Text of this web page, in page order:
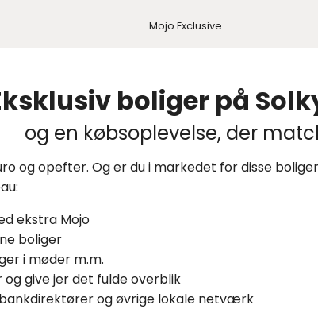
Mojo Exclusive
boliger på
og en købsoplevelse, der
og opefter. Og er du i markedet for disse
ekstra Mojo
boliger
i møder m.m.
give jer det fulde overblik
og øvrige lokale netværk